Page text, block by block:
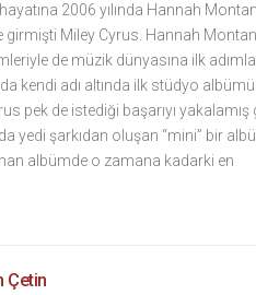
2006 yılında Hannah
Miley Cyrus. Hannah
de müzik dünyasına ilk
kendi adı altında ilk stüdyo
pek de istediği başarıyı yakalamış
yedi şarkıdan oluşan “mini” bir
albümde o zamana kadarki en
Çetin